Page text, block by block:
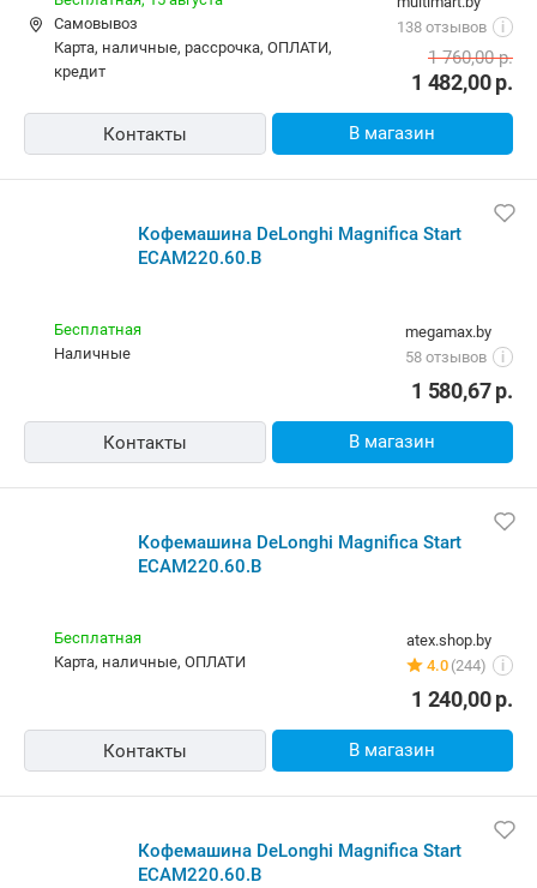
138 отзывов
i
Самовывоз
карта, наличные, рассрочка, ОПЛАТИ,
кредит
1 482,00р.
1 760,00р.
Контакты В магазин
Кофемашина DeLonghi Magnifica Start
ECAM220.60.B
megamax.by
58 отзывов
i
Бесплатная
наличные
1 580,67р.
Контакты В магазин
Кофемашина DeLonghi Magnifica Start
ECAM220.60.B
atex.shop.by
4.0 (244) i
Бесплатная
карта, наличные, ОПЛАТИ
1 240,00р.
Контакты В магазин
Кофемашина DeLonghi Magnifica Start
ECAM220.60.B